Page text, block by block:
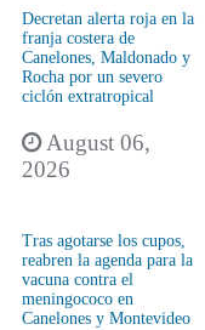
Decretan alerta roja en la
franja costera de
Canelones, Maldonado y
Rocha por un severo
ciclón extratropical
August 06,
2026
Tras agotarse los cupos,
reabren la agenda para la
vacuna contra el
meningococo en
Canelones y Montevideo